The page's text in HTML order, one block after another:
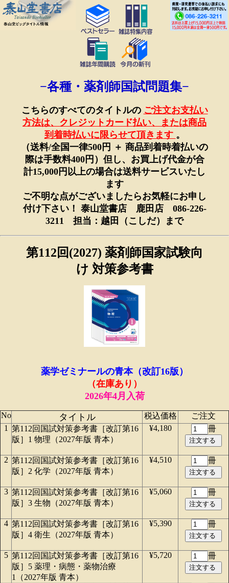
−各種・薬剤師国試問題集−
こちらのすべてのタイトルの ご注文お支払い
方法は、クレジットカード払い、または商品
到着時払いに限らせて頂きます 。
（送料/全国一律500円 ＋ 商品到着時着払いの
際は手数料400円）但し、お買上げ代金が合
計15,000円以上の場合は送料サービスいたし
ます
ご不明な点がございましたらお気軽にお申し
付け下さい！ 泰山堂書店 鹿田店 086-226-
3211 担当：越田（こしだ）まで
第112回(2027) 薬剤師国家試験向
け 対策参考書
薬学ゼミナールの青本（改訂16版）
（在庫あり）
2026年4月入荷
No タイトル 税込価格
ご注文
1 第112回国試対策参考書［改訂第16
版］1 物理（2027年版 青本）
¥4,180 冊
2 第112回国試対策参考書［改訂第16
版］2 化学（2027年版 青本）
¥4,510 冊
3 第112回国試対策参考書［改訂第16
版］3 生物（2027年版 青本）
¥5,060 冊
4 第112回国試対策参考書［改訂第16
版］4 衛生（2027年版 青本）
¥5,390 冊
5 第112回国試対策参考書［改訂第16
版］5 薬理・病態・薬物治療
1（2027年版 青本）
¥5,720 冊